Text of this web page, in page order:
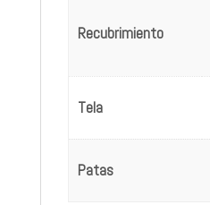
Recubrimiento
Tela
Patas